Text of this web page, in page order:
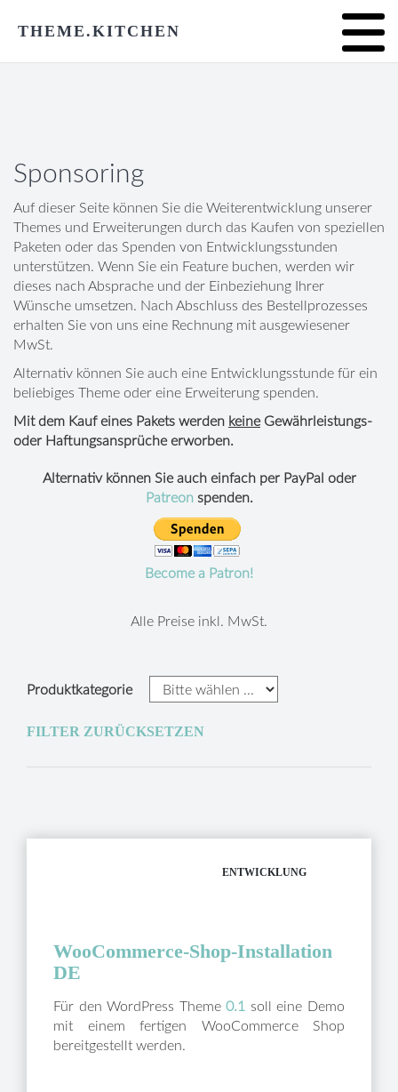
THEME.KITCHEN
Sponsoring
Auf dieser Seite können Sie die Weiterentwicklung unserer
Themes und Erweiterungen durch das Kaufen von speziellen
Paketen oder das Spenden von Entwicklungsstunden
unterstützen. Wenn Sie ein Feature buchen, werden wir
dieses nach Absprache und der Einbeziehung Ihrer
Wünsche umsetzen. Nach Abschluss des Bestellprozesses
erhalten Sie von uns eine Rechnung mit ausgewiesener
MwSt.
Alternativ können Sie auch eine Entwicklungsstunde für ein
beliebiges Theme oder eine Erweiterung spenden.
Mit dem Kauf eines Pakets werden keineGewährleistungs-
oder Haftungsansprüche erworben.
Alternativ können Sie auch einfach per PayPal oder
Patreonspenden.
Become a Patron!
Alle Preise inkl. MwSt.
Produktkategorie
FILTER ZURÜCKSETZEN
ENTWICKLUNG
WooCommerce-Shop-Installation
DE
Für den WordPress Theme0.1 soll eine Demo
mit einem fertigen WooCommerce Shop
bereitgestellt werden.